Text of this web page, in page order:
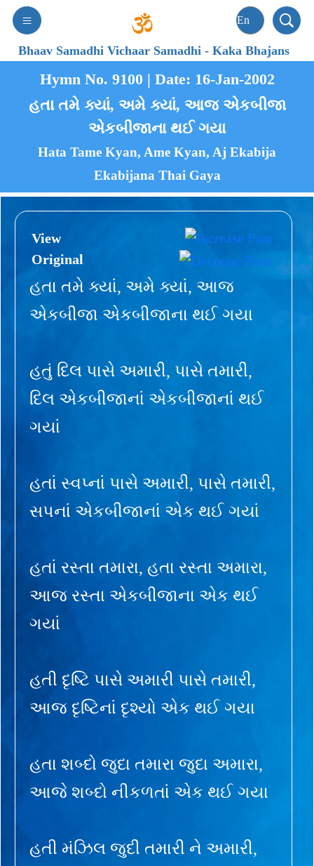
Bhaav Samadhi Vichaar Samadhi-Kaka Bhajans
Hymn No. 9100 | Date: 16-Jan-2002
હતા તમે ક્યાં, અમે ક્યાં, આજ એકબીજા
એકબીજાના થઈ ગયા
Hata Tame Kyan, Ame Kyan, Aj Ekabija
Ekabijana Thai Gaya
View
Original
હતા તમે ક્યાં, અમે ક્યાં, આજ
એકબીજા એકબીજાના થઈ ગયા
હતું દિલ પાસે અમારી, પાસે તમારી,
દિલ એકબીજાનાં એકબીજાનાં થઈ
ગયાં
હતાં સ્વપ્નાં પાસે અમારી, પાસે તમારી,
સપનાં એકબીજાનાં એક થઈ ગયાં
હતાં રસ્તા તમારા, હતા રસ્તા અમારા,
આજ રસ્તા એકબીજાના એક થઈ
ગયાં
હતી દૃષ્ટિ પાસે અમારી પાસે તમારી,
આજ દૃષ્ટિનાં દૃશ્યો એક થઈ ગયા
હતા શબ્દો જુદા તમારા જુદા અમારા,
આજે શબ્દો નીકળતાં એક થઈ ગયા
હતી મંઝિલ જુદી તમારી ને અમારી,